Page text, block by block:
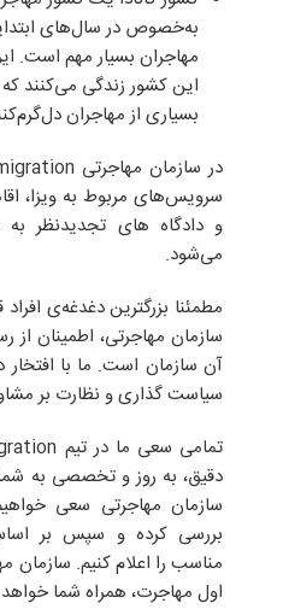
به‌خصوص در سال‌های
مهاجران بسیار مهم است.
این کشور زندگی می‌کنند
بسیاری از مهاجران
سرویس‌های مربوط به ویزا،
و دادگاه های تجدیدنظر به
می‌شود.
مطمئنا بزرگترین دغدغه‌ی
سازمان مهاجرتی، اطمینان
آن سازمان است. ما با
سیاست گذاری و نظارت بر
دقیق، به روز و تخصصی به
سازمان مهاجرتی سعی
بررسی کرده و سپس بر
مناسب را اعلام کنیم. سازمان
اول مهاجرت، همراه شما